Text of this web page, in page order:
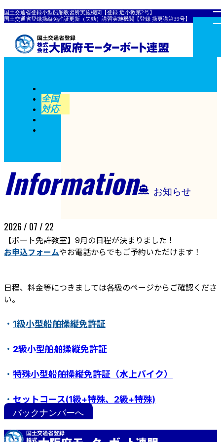
国土交通省登録小型船舶教習所実施機関【登録 近小教第2号】
国土交通省登録操縦免許証更新（失効）講習実施機関【登録 操更講第39号】
ボート免許教室
全国
対応
紛失･訂正手続き
小型船舶操縦免許証について
Information お知らせ
2026 / 07 / 22
【ボート免許教室】9月の日程が決まりました！
お申込フォームやお電話からでもご予約いただけます！
日程、料金等につきましては各級のページからご確認くださ
い。
・ 1級小型船舶操縦免許証
・ 2級小型船舶操縦免許証
・ 特殊小型船舶操縦免許証（水上バイク）
・ セットコース(1級+特殊、2級+特殊)
バックナンバーへ